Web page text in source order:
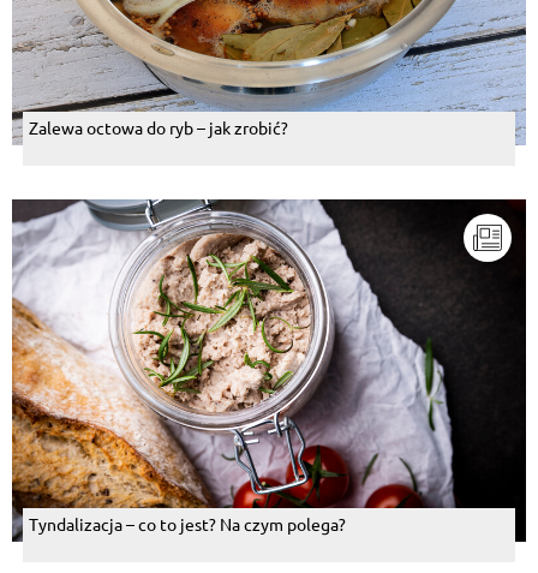
Zalewa octowa do ryb – jak zrobić?
Tyndalizacja – co to jest? Na czym polega?